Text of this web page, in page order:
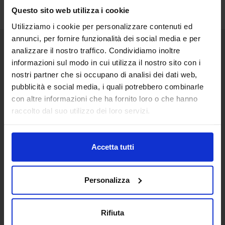
Questo sito web utilizza i cookie
Utilizziamo i cookie per personalizzare contenuti ed
annunci, per fornire funzionalità dei social media e per
analizzare il nostro traffico. Condividiamo inoltre
informazioni sul modo in cui utilizza il nostro sito con i
nostri partner che si occupano di analisi dei dati web,
pubblicità e social media, i quali potrebbero combinarle
con altre informazioni che ha fornito loro o che hanno
raccolto dal suo utilizzo dei loro servizi.
Accetta tutti
Personalizza
Rifiuta
Senaf srl
Via Eritrea 21/A
20157 | Milano | Italia
+ 39 02.332039460
In collaborazione con